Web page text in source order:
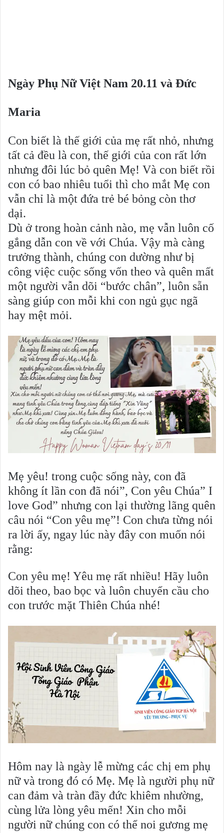
Ngày Phụ Nữ Việt Nam 20.11 và Đức
Maria
Con biết là thế giới của mẹ rất nhỏ, nhưng
tất cả đều là con, thế giới của con rất lớn
nhưng đôi lúc bỏ quên Mẹ! Và con biết rồi
con có bao nhiêu tuổi thì cho mắt Mẹ con
vẫn chỉ là một đứa trẻ bé bỏng còn thơ
dại.
Dù ở trong hoàn cảnh nào, mẹ vẫn luôn cố
gắng dẫn con về với Chúa. Vậy mà càng
trưởng thành, chúng con dường như bị
công việc cuộc sống vốn theo và quên mất
một người vẫn dõi “bước chân”, luôn sẵn
sàng giúp con mỗi khi con ngủ gục ngã
hay mệt mỏi.
Mẹ yêu! trong cuộc sống này, con đã
không ít lần con đã nói”, Con yêu Chúa” I
love God” nhưng con lại thường lãng quên
câu nói “Con yêu mẹ”! Con chưa từng nói
ra lời ấy, ngay lúc này đây con muốn nói
rằng:
Con yêu mẹ! Yêu mẹ rất nhiều! Hãy luôn
dõi theo, bao bọc và luôn chuyển cầu cho
con trước mặt Thiên Chúa nhé!
Hôm nay là ngày lễ mừng các chị em phụ
nữ và trong đó có Mẹ. Mẹ là người phụ nữ
can đảm và tràn đầy đức khiêm nhường,
cùng lửa lòng yêu mến! Xin cho mỗi
người nữ chúng con có thể noi gương mẹ